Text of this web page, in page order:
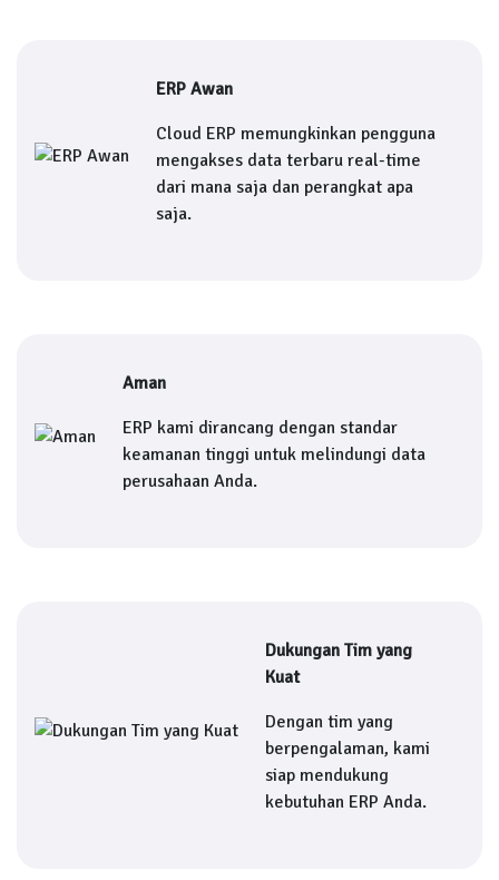
ERP Awan
Cloud ERP memungkinkan pengguna
mengakses data terbaru real-time
dari mana saja dan perangkat apa
saja.
Aman
ERP kami dirancang dengan standar
keamanan tinggi untuk melindungi data
perusahaan Anda.
Dukungan Tim yang
Kuat
Dengan tim yang
berpengalaman, kami
siap mendukung
kebutuhan ERP Anda.